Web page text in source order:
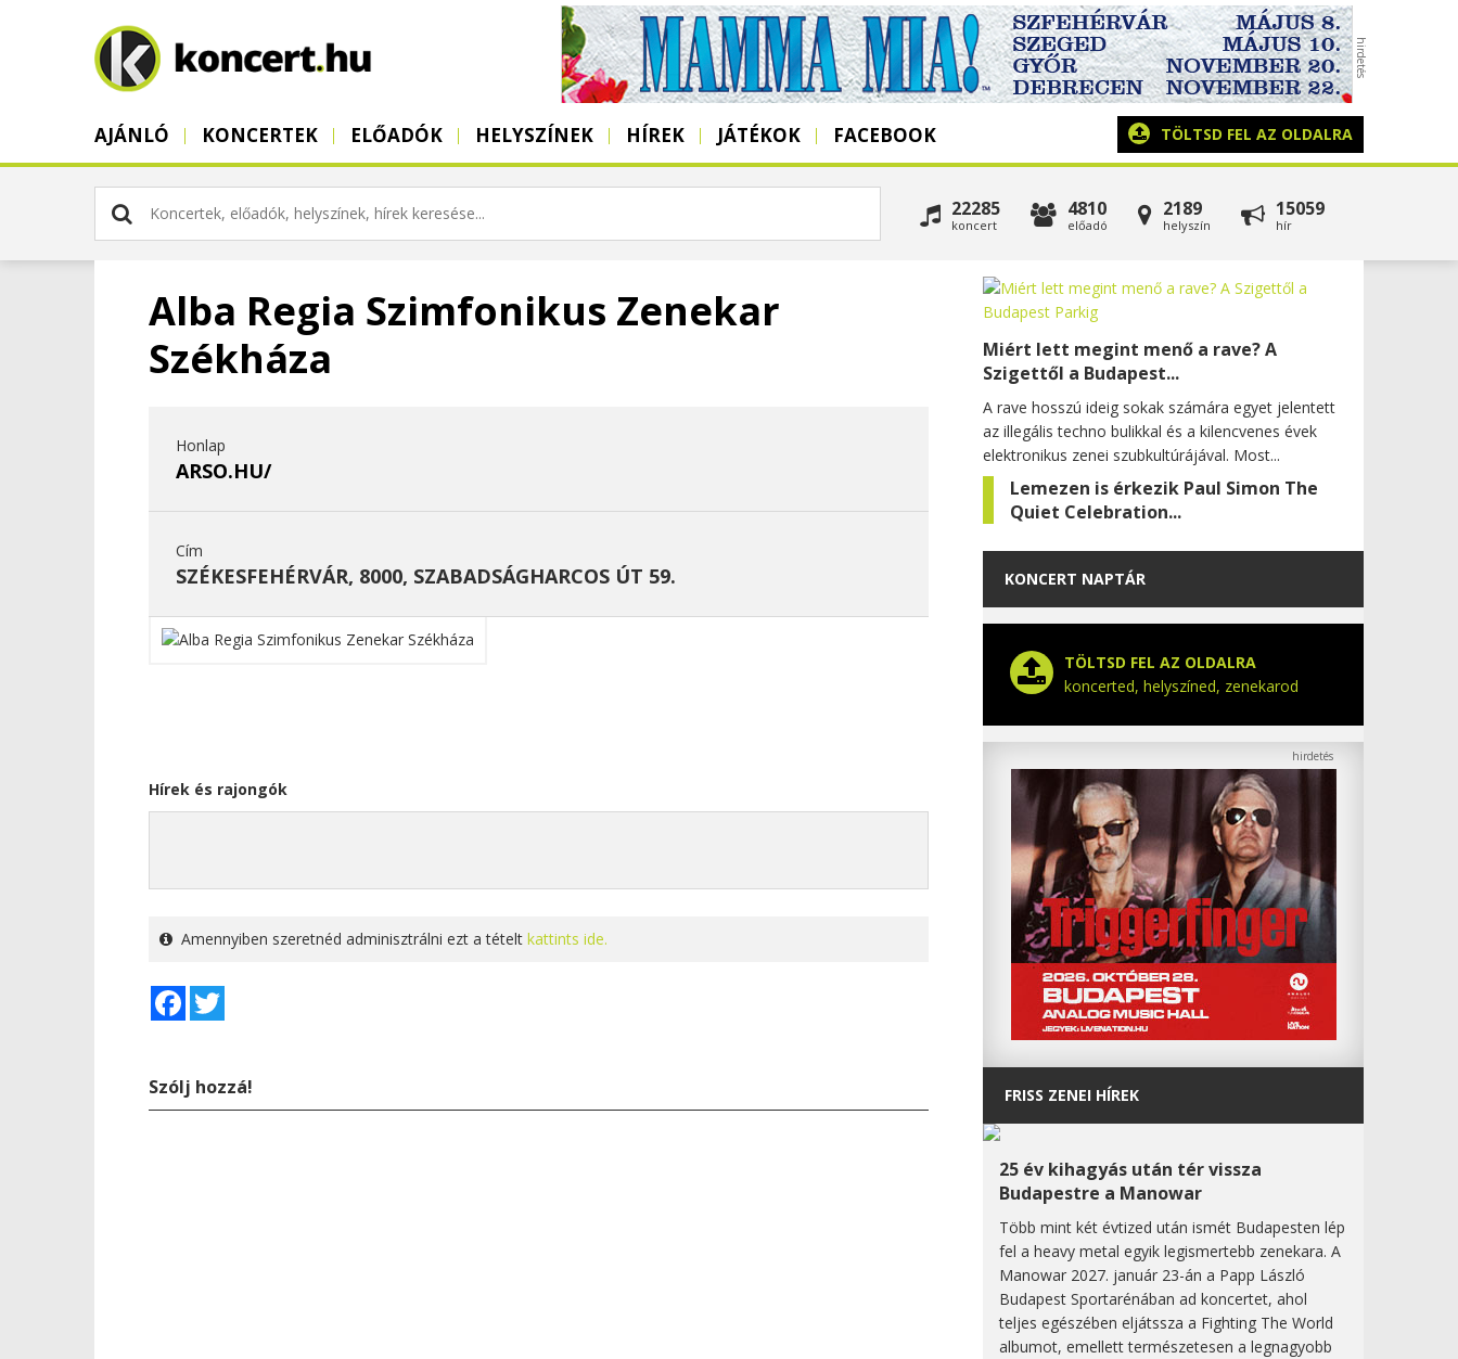
AJÁNLÓ KONCERTEK ELŐADÓK HELYSZÍNEK HÍREK JÁTÉKOK FACEBOOK TÖLTSD FEL AZ OLDALRA
22285
koncert
4810
előadó
2189
helyszín
15059
hír
Alba Regia Szimfonikus Zenekar
Székháza
Honlap
ARSO.HU/
Cím
SZÉKESFEHÉRVÁR, 8000, SZABADSÁGHARCOS ÚT 59.
Hírek és rajongók
Amennyiben szeretnéd adminisztrálni ezt a tételt kattints ide.
Facebook
Szólj hozzá!
Miért lett megint menő a rave? A
Szigettől a Budapest...
A rave hosszú ideig sokak számára egyet jelentett
az illegális techno bulikkal és a kilencvenes évek
elektronikus zenei szubkultúrájával. Most...
Lemezen is érkezik Paul Simon The
Quiet Celebration...
KONCERT NAPTÁR
TÖLTSD FEL AZ OLDALRA
koncerted, helyszíned, zenekarod
FRISS ZENEI HÍREK
25 év kihagyás után tér vissza
Budapestre a Manowar
Több mint két évtized után ismét Budapesten lép
fel a heavy metal egyik legismertebb zenekara. A
Manowar 2027. január 23-án a Papp László
Budapest Sportarénában ad koncertet, ahol
teljes egészében eljátssza a Fighting The World
albumot, emellett természetesen a legnagyobb